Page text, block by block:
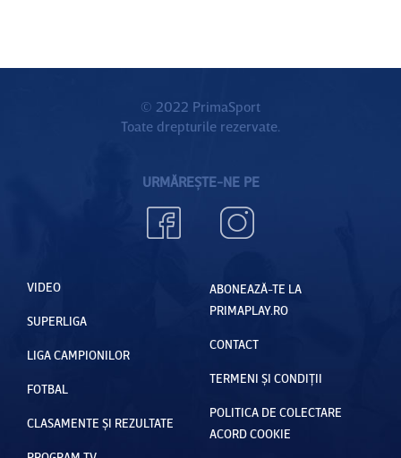
© 2022 PrimaSport
Toate drepturile rezervate.
URMĂREȘTE-NE PE
VIDEO
SUPERLIGA
LIGA CAMPIONILOR
FOTBAL
CLASAMENTE ȘI REZULTATE
ABONEAZĂ-TE LA
PRIMAPLAY.RO
CONTACT
TERMENI ȘI CONDIȚII
POLITICA DE COLECTARE
ACORD COOKIE